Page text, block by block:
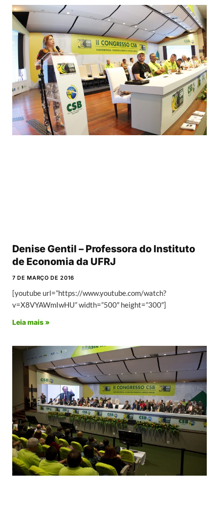
Denise Gentil – Professora do Instituto
de Economia da UFRJ
7 DE MARÇO DE 2016
[youtube url=”https://www.youtube.com/watch?
v=X8VYAWmIwHU” width=”500″ height=”300″]
Leia mais »